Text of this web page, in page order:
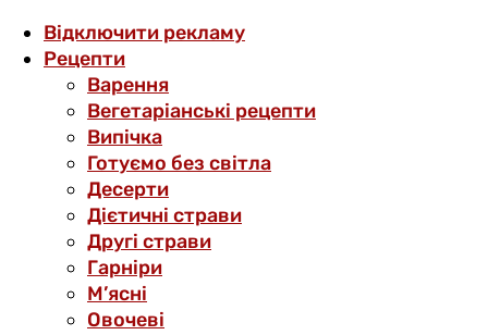
Відключити рекламу
Рецепти
Варення
Вегетаріанські рецепти
Випічка
Готуємо без світла
Десерти
Дієтичні страви
Другі страви
Гарніри
М’ясні
Овочеві